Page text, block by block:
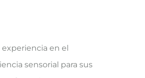
en el
sensorial para sus